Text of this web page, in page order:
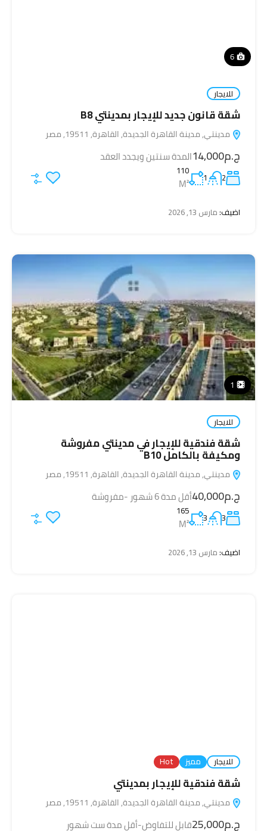
6
للايجار
شقة قانون جديد للإيجار بمدينتي B8
مدينتي, مدينة القاهرة الجديدة, القاهرة, 19511, مصر
ج.م14,000 المدة سنتين ويجدد العقد
2
1
110
M²
اضيف:مارس 13, 2026
1
للايجار
شقة فندقية للإيجار في مدينتي مفروشة
ومكيفة بالكامل B10
مدينتي, مدينة القاهرة الجديدة, القاهرة, 19511, مصر
ج.م40,000 أقل مدة 6 شهور -مفروشة
3
3
165
M²
اضيف:مارس 13, 2026
للايجار مميز Hot
شقة فندقية للإيجار بمدينتي
مدينتي, مدينة القاهرة الجديدة, القاهرة, 19511, مصر
ج.م25,000 قابل للتفاوض-أقل مدة ست شهور